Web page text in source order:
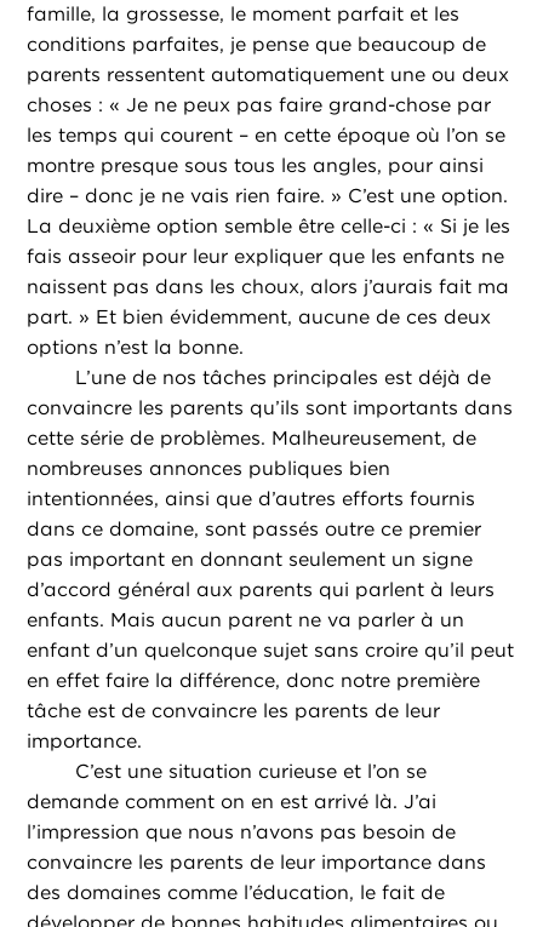
famille, la grossesse, le moment parfait et les
conditions parfaites, je pense que beaucoup de
parents ressentent automatiquement une ou deux
choses : « Je ne peux pas faire grand-chose par
les temps qui courent – en cette époque où l’on se
montre presque sous tous les angles, pour ainsi
dire – donc je ne vais rien faire. » C’est une option.
La deuxième option semble être celle-ci : « Si je les
fais asseoir pour leur expliquer que les enfants ne
naissent pas dans les choux, alors j’aurais fait ma
part. » Et bien évidemment, aucune de ces deux
options n’est la bonne.
L’une de nos tâches principales est déjà de
convaincre les parents qu’ils sont importants dans
cette série de problèmes. Malheureusement, de
nombreuses annonces publiques bien
intentionnées, ainsi que d’autres efforts fournis
dans ce domaine, sont passés outre ce premier
pas important en donnant seulement un signe
d’accord général aux parents qui parlent à leurs
enfants. Mais aucun parent ne va parler à un
enfant d’un quelconque sujet sans croire qu’il peut
en effet faire la différence, donc notre première
tâche est de convaincre les parents de leur
importance.
C’est une situation curieuse et l’on se
demande comment on en est arrivé là. J’ai
l’impression que nous n’avons pas besoin de
convaincre les parents de leur importance dans
des domaines comme l’éducation, le fait de